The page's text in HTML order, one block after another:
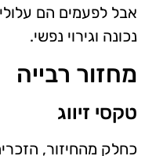
אבל לפעמים הם
נכונה וגירוי נפשי.
מחזור רבייה
טקסי זיווג
כחלק מהחיזור,